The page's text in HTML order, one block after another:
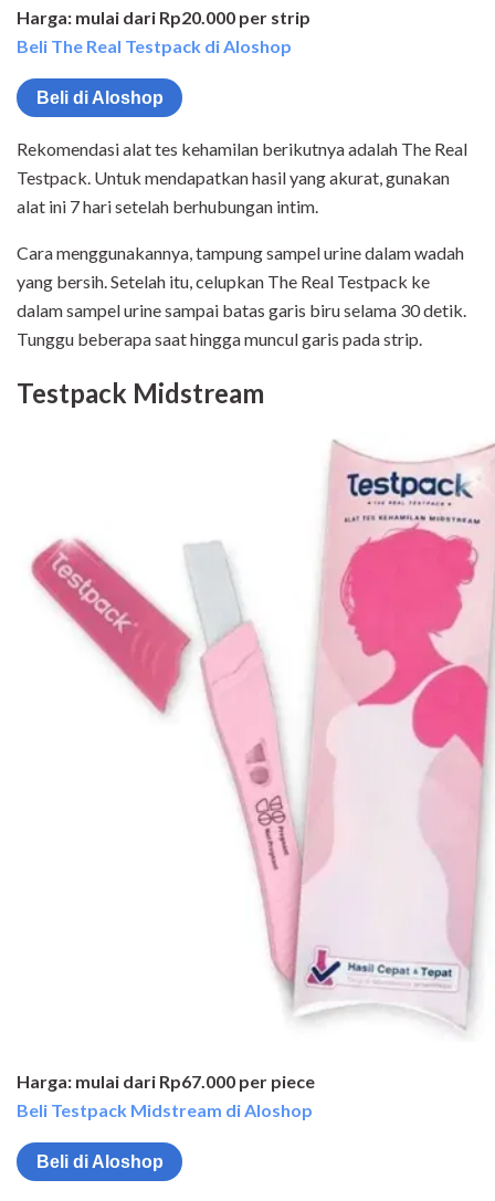
Harga: mulai dari Rp20.000 per strip
Beli The Real Testpack di Aloshop
Beli di Aloshop
Rekomendasi alat tes kehamilan berikutnya adalah The Real
Testpack. Untuk mendapatkan hasil yang akurat, gunakan
alat ini 7 hari setelah berhubungan intim.
Cara menggunakannya, tampung sampel urine dalam wadah
yang bersih. Setelah itu, celupkan The Real Testpack ke
dalam sampel urine sampai batas garis biru selama 30 detik.
Tunggu beberapa saat hingga muncul garis pada strip.
Testpack Midstream
Harga: mulai dari Rp67.000 per piece
Beli Testpack Midstream di Aloshop
Beli di Aloshop